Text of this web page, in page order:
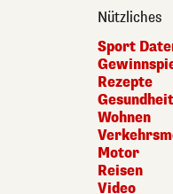
Nützliches
Sport
Rezepte
Gesundheit
Wohnen
Motor
Reisen
Video